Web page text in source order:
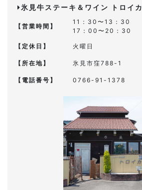
氷見牛ステーキ＆ワイン トロイカ
【営業時間】
11：30〜13：30
17：00〜20：30
【定休日】 火曜日
【所在地】 氷見市窪788-1
【電話番号】 0766-91-1378